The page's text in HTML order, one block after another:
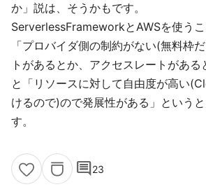
か」説は、そうかもです。
ServerlessFrameworkとAWSを使うこ
「プロバイダ側の制約がない(無料枠
トがあるとか、アクセスレートがある
と「リソースに対して自由度が高い
けるので)ので発展性がある」という
す。
comment23